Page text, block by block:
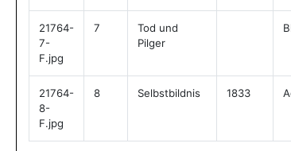
21764-
7-
F.jpg
7
Tod und
Pilger
21764-
8-
F.jpg
8 Selbstbildnis 1833